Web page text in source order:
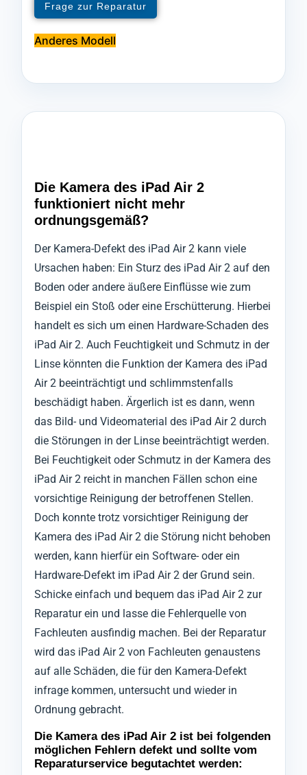
Frage zur Reparatur
Anderes Modell
Die Kamera des iPad Air 2
funktioniert nicht mehr
ordnungsgemäß?
Der Kamera-Defekt des iPad Air 2 kann viele
Ursachen haben: Ein Sturz des iPad Air 2 auf den
Boden oder andere äußere Einflüsse wie zum
Beispiel ein Stoß oder eine Erschütterung. Hierbei
handelt es sich um einen Hardware-Schaden des
iPad Air 2. Auch Feuchtigkeit und Schmutz in der
Linse könnten die Funktion der Kamera des iPad
Air 2 beeinträchtigt und schlimmstenfalls
beschädigt haben. Ärgerlich ist es dann, wenn
das Bild- und Videomaterial des iPad Air 2 durch
die Störungen in der Linse beeinträchtigt werden.
Bei Feuchtigkeit oder Schmutz in der Kamera des
iPad Air 2 reicht in manchen Fällen schon eine
vorsichtige Reinigung der betroffenen Stellen.
Doch konnte trotz vorsichtiger Reinigung der
Kamera des iPad Air 2 die Störung nicht behoben
werden, kann hierfür ein Software- oder ein
Hardware-Defekt im iPad Air 2 der Grund sein.
Schicke einfach und bequem das iPad Air 2 zur
Reparatur ein und lasse die Fehlerquelle von
Fachleuten ausfindig machen. Bei der Reparatur
wird das iPad Air 2 von Fachleuten genaustens
auf alle Schäden, die für den Kamera-Defekt
infrage kommen, untersucht und wieder in
Ordnung gebracht.
Die Kamera des iPad Air 2 ist bei folgenden
möglichen Fehlern defekt und sollte vom
Reparaturservice begutachtet werden: